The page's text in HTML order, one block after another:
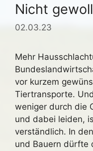
Nicht
02.03.23
Mehr
vor kurzem
Tiertransporte.
weniger durch die
und dabei leiden,
verständlich. In
und Bauern dürfte